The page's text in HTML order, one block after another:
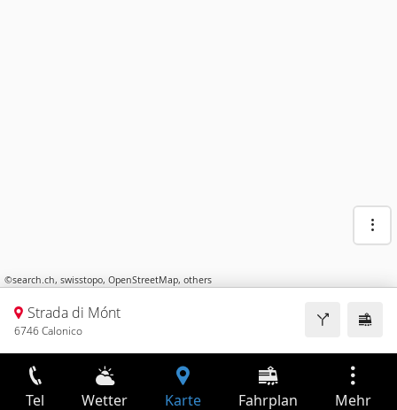
©search.ch, swisstopo, OpenStreetMap, others
Strada di Mónt
6746 Calonico
Tel Wetter Karte Fahrplan Mehr